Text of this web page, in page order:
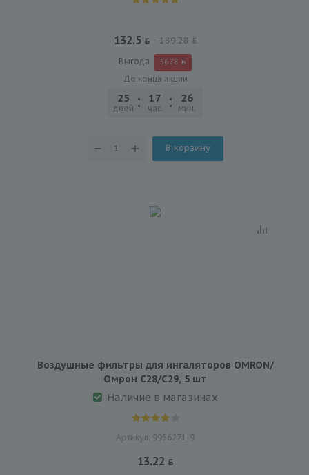
132.5 189.28
Выгода 56.78
До конца акции
25
дней
17
час.
26
мин.
В корзину
Воздушные фильтры для ингаляторов OMRON/
Омрон C28/C29, 5 шт
Наличие в магазинах
Артикул: 9956271-9
13.22